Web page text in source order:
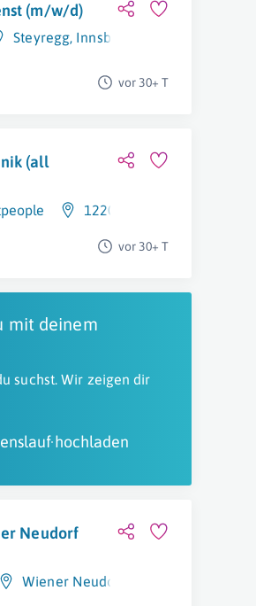
(m/w/d)
Steyregg, Innsbruck
vor 30+ T
(all
1220 Wien
vor 30+ T
mit deinem
suchst. Wir zeigen dir
hochladen
Neudorf
Wiener Neudorf